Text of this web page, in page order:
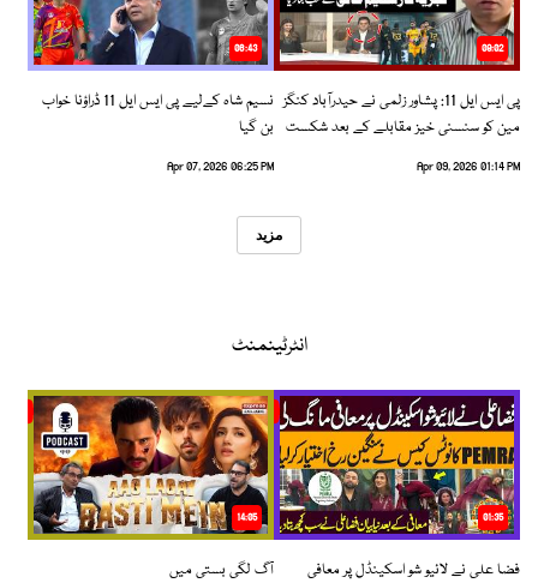
09:02
پی ایس ایل 11: پشاور زلمی نے حیدرآباد کنگز
مین کو سنسنی خیز مقابلے کے بعد شکست
Apr 09, 2026 01:14 PM
06:43
نسیم شاہ کےلیے پی ایس ایل 11 ڈراؤنا خواب
بن گیا
Apr 07, 2026 06:25 PM
مزید
انٹرٹینمنٹ
01:35
فضا علی نے لائیو شو اسکینڈل پر معافی
14:05
آگ لگی بستی میں